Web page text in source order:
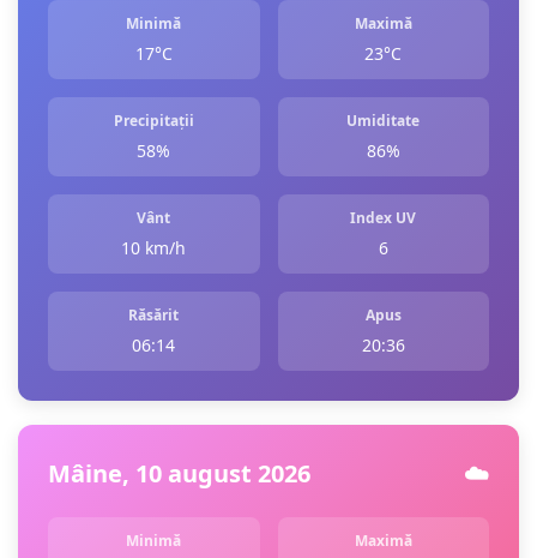
Minimă
17°C
Maximă
23°C
Precipitații
58%
Umiditate
86%
Vânt
10 km/h
Index UV
6
Răsărit
06:14
Apus
20:36
Mâine, 10 august 2026 ☁️
Minimă Maximă